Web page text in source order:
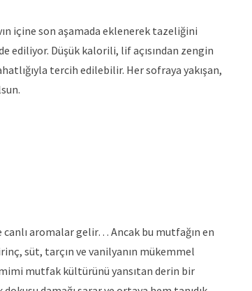
içine son aşamada eklenerek tazeliğini
ediliyor. Düşük kalorili, lif açısından zengin
tercih edilebilir. Her sofraya yakışan,
aromalar gelir… Ancak bu mutfağın en
süt, tarçın ve vanilyanın mükemmel
mutfak kültürünü yansıtan derin bir